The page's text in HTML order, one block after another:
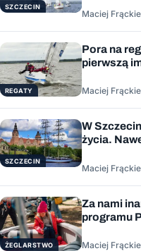
SZCZECIN
Maciej
REGATY
Pora na
pierwszą
Maciej
SZCZECIN
W
życia.
Maciej
ŻEGLARSTWO
Za nami
programu
Maciej